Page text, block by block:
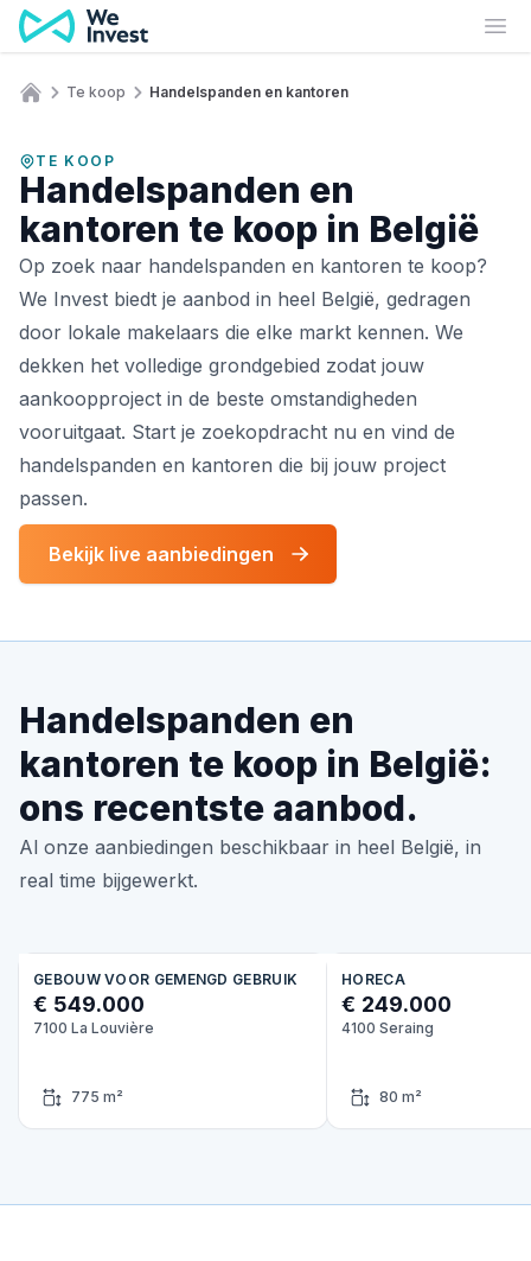
Ga naar de inhoud
Te koop Handelspanden en kantoren
TE KOOP
Handelspanden en
kantoren te koop in België
Op zoek naar handelspanden en kantoren te koop?
We Invest biedt je aanbod in heel België, gedragen
door lokale makelaars die elke markt kennen. We
dekken het volledige grondgebied zodat jouw
aankoopproject in de beste omstandigheden
vooruitgaat. Start je zoekopdracht nu en vind de
handelspanden en kantoren die bij jouw project
passen.
Bekijk live aanbiedingen
Handelspanden en
kantoren te koop in België:
ons recentste aanbod.
Al onze aanbiedingen beschikbaar in heel België, in
real time bijgewerkt.
GEBOUW VOOR GEMENGD GEBRUIK
€ 549.000
7100 La Louvière
775 m²
HORECA
€ 249.000
4100 Seraing
80 m²